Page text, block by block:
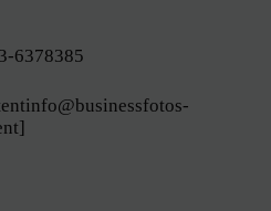
6378385